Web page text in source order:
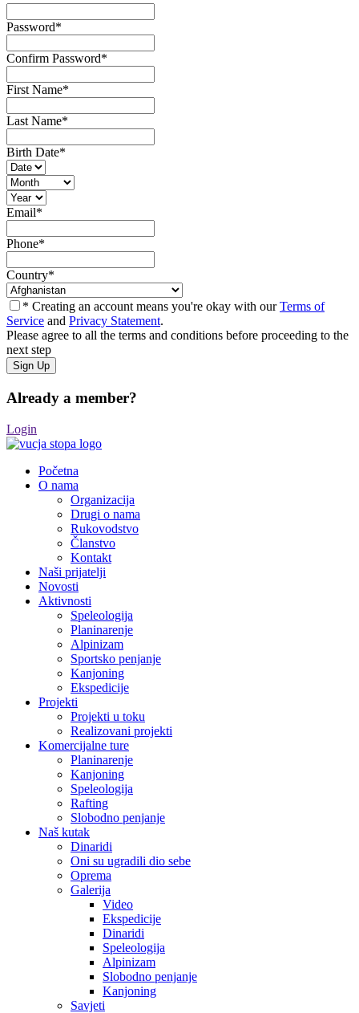
Password*
Confirm Password*
First Name*
Last Name*
Birth Date*
Email*
Phone*
Country*
* Creating an account means you're okay with ourTerms of
Service and Privacy Statement.
Please agree to all the terms and conditions before proceeding to the
next step
Already a member?
Login
Početna
O nama
Organizacija
Drugi o nama
Rukovodstvo
Članstvo
Kontakt
Naši prijatelji
Novosti
Aktivnosti
Speleologija
Planinarenje
Alpinizam
Sportsko penjanje
Kanjoning
Ekspedicije
Projekti
Projekti u toku
Realizovani projekti
Komercijalne ture
Planinarenje
Kanjoning
Speleologija
Rafting
Slobodno penjanje
Naš kutak
Dinaridi
Oni su ugradili dio sebe
Oprema
Galerija
Video
Ekspedicije
Dinaridi
Speleologija
Alpinizam
Slobodno penjanje
Kanjoning
Savjeti